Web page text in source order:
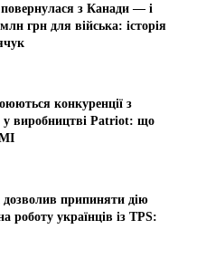
з Канади — і
грн для війська: історія
конкуренції з
у виробництві Patriot: що
припиняти дію
роботу українців із TPS: